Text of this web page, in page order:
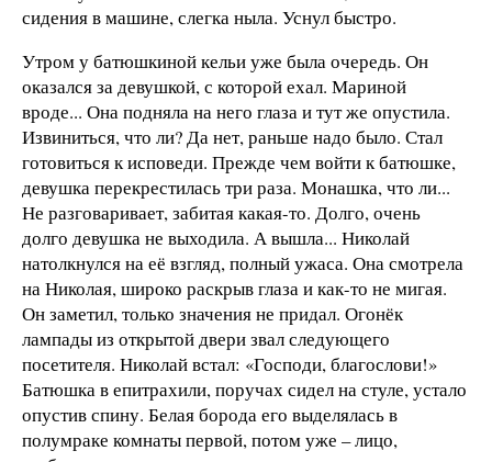
сидения в машине, слегка ныла. Уснул быстро.
Утром у батюшкиной кельи уже была очередь. Он
оказался за девушкой, с которой ехал. Мариной
вроде... Она подняла на него глаза и тут же опустила.
Извиниться, что ли? Да нет, раньше надо было. Стал
готовиться к исповеди. Прежде чем войти к батюшке,
девушка перекрестилась три раза. Монашка, что ли...
Не разговаривает, забитая какая-то. Долго, очень
долго девушка не выходила. А вышла... Николай
натолкнулся на её взгляд, полный ужаса. Она смотрела
на Николая, широко раскрыв глаза и как-то не мигая.
Он заметил, только значения не придал. Огонёк
лампады из открытой двери звал следующего
посетителя. Николай встал: «Господи, благослови!»
Батюшка в епитрахили, поручах сидел на стуле, устало
опустив спину. Белая борода его выделялась в
полумраке комнаты первой, потом уже – лицо,